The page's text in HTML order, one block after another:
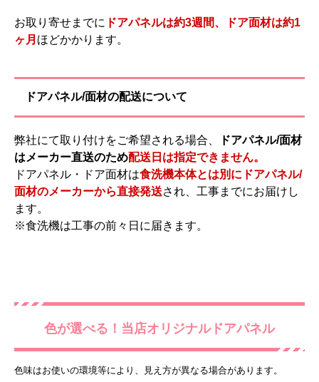
お取り寄せまでに ドアパネルは約3週間、ドア面材は約1
ヶ月 ほどかかります。
ドアパネル/面材の配送について
弊社にて取り付けをご希望される場合、
ドアパネル/面材
はメーカー直送のため配送日は指定できません。
ドアパネル・ドア面材は食洗機本体とは別にドアパネル/
面材のメーカーから直接発送され、工事までにお届けし
ます。
※食洗機は工事の前々日に届きます。
色が選べる！当店オリジナルドアパネル
色味はお使いの環境等により、見え方が異なる場合があります。